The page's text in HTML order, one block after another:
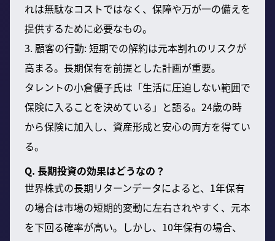
れは無駄なコストではなく、保障や万が一の備えを
提供するために必要なもの。
3. 顧客の行動: 短期での解約は元本割れのリスクが
高まる。長期保有を前提とした計画が重要。
タレントの小倉優子氏は「生活に圧迫しない範囲で
保険に入ることを決めている」と語る。24歳の時
から保険に加入し、資産形成と安心の両方を得てい
る。
Q. 長期投資の効果はどうなの？
世界株式の長期リターンデータによると、1年保有
の場合は市場の短期的変動に左右されやすく、元本
を下回る確率が高い。しかし、10年保有の場合、